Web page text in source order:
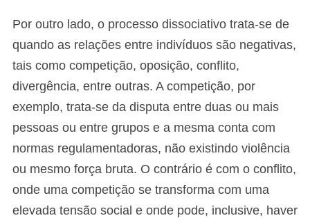
Por outro lado, o processo dissociativo trata-se de
quando as relações entre indivíduos são negativas,
tais como competição, oposição, conflito,
divergência, entre outras. A competição, por
exemplo, trata-se da disputa entre duas ou mais
pessoas ou entre grupos e a mesma conta com
normas regulamentadoras, não existindo violência
ou mesmo força bruta. O contrário é com o conflito,
onde uma competição se transforma com uma
elevada tensão social e onde pode, inclusive, haver